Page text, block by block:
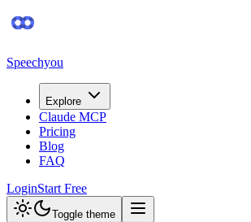
Speechyou
Explore
Claude MCP
Pricing
Blog
FAQ
LoginStart Free
Toggle theme